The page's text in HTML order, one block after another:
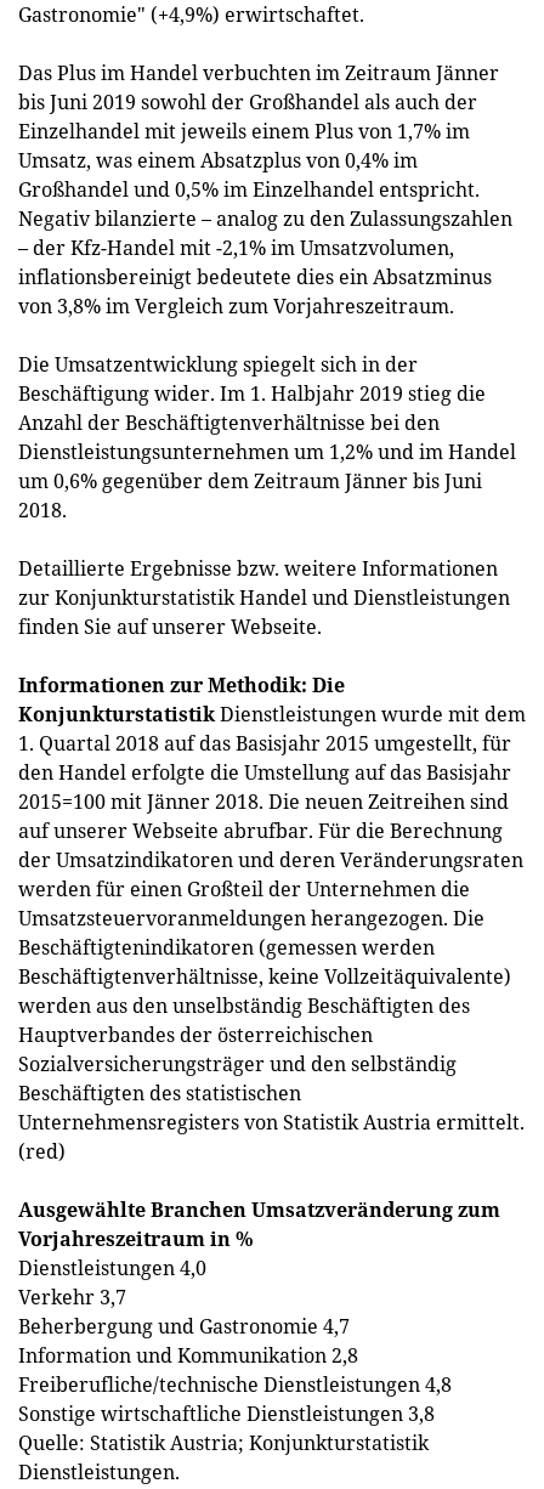
Gastronomie" (+4,9%) erwirtschaftet.
Das Plus im Handel verbuchten im Zeitraum Jänner
bis Juni 2019 sowohl der Großhandel als auch der
Einzelhandel mit jeweils einem Plus von 1,7% im
Umsatz, was einem Absatzplus von 0,4% im
Großhandel und 0,5% im Einzelhandel entspricht.
Negativ bilanzierte – analog zu den Zulassungszahlen
– der Kfz-Handel mit -2,1% im Umsatzvolumen,
inflationsbereinigt bedeutete dies ein Absatzminus
von 3,8% im Vergleich zum Vorjahreszeitraum.
Die Umsatzentwicklung spiegelt sich in der
Beschäftigung wider. Im 1. Halbjahr 2019 stieg die
Anzahl der Beschäftigtenverhältnisse bei den
Dienstleistungsunternehmen um 1,2% und im Handel
um 0,6% gegenüber dem Zeitraum Jänner bis Juni
2018.
Detaillierte Ergebnisse bzw. weitere Informationen
zur Konjunkturstatistik Handel und Dienstleistungen
finden Sie auf unserer Webseite.
Informationen zur Methodik: Die
KonjunkturstatistikDienstleistungen wurde mit dem
1. Quartal 2018 auf das Basisjahr 2015 umgestellt, für
den Handel erfolgte die Umstellung auf das Basisjahr
2015=100 mit Jänner 2018. Die neuen Zeitreihen sind
auf unserer Webseite abrufbar. Für die Berechnung
der Umsatzindikatoren und deren Veränderungsraten
werden für einen Großteil der Unternehmen die
Umsatzsteuervoranmeldungen herangezogen. Die
Beschäftigtenindikatoren (gemessen werden
Beschäftigtenverhältnisse, keine Vollzeitäquivalente)
werden aus den unselbständig Beschäftigten des
Hauptverbandes der österreichischen
Sozialversicherungsträger und den selbständig
Beschäftigten des statistischen
Unternehmensregisters von Statistik Austria ermittelt.
(red)
Ausgewählte Branchen Umsatzveränderung zum
Vorjahreszeitraum in %
Dienstleistungen 4,0
Verkehr 3,7
Beherbergung und Gastronomie 4,7
Information und Kommunikation 2,8
Freiberufliche/technische Dienstleistungen 4,8
Sonstige wirtschaftliche Dienstleistungen 3,8
Quelle: Statistik Austria; Konjunkturstatistik
Dienstleistungen.